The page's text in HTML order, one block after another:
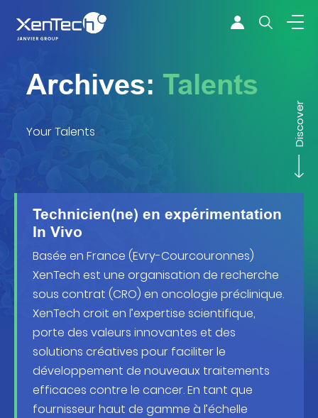
Discover
Archives: Talents
Your Talents
Technicien(ne) en expérimentation
In Vivo
Basée en France (Evry-Courcouronnes)
XenTech est une organisation de recherche
sous contrat (CRO) en oncologie préclinique.
XenTech croit en l’expertise scientifique,
porte des valeurs innovantes et des
solutions créatives pour faciliter le
développement de nouveaux traitements
efficaces contre le cancer. En tant que
fournisseur haut de gamme à l’échelle